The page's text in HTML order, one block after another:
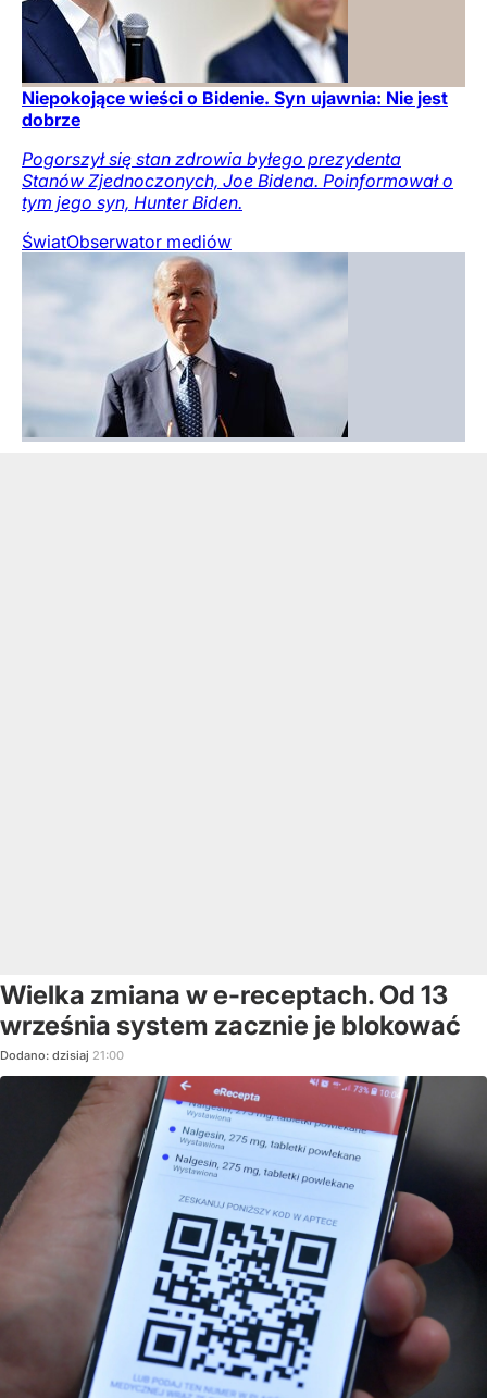
Niepokojące wieści o Bidenie. Syn ujawnia: Nie jest
dobrze
Pogorszył się stan zdrowia byłego prezydenta
Stanów Zjednoczonych, Joe Bidena. Poinformował o
tym jego syn, Hunter Biden.
ŚwiatObserwator mediów
Wielka zmiana w e-receptach. Od 13
września system zacznie je blokować
Dodano: dzisiaj 21:00